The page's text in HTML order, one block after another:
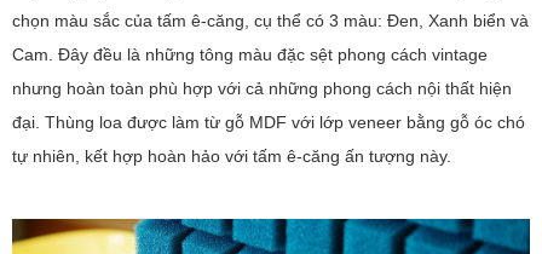
chọn màu sắc của tấm ê-căng, cụ thể có 3 màu: Đen, Xanh biển và
Cam. Đây đều là những tông màu đặc sệt phong cách vintage
nhưng hoàn toàn phù hợp với cả những phong cách nội thất hiện
đại. Thùng loa được làm từ gỗ MDF với lớp veneer bằng gỗ óc chó
tự nhiên, kết hợp hoàn hảo với tấm ê-căng ấn tượng này.